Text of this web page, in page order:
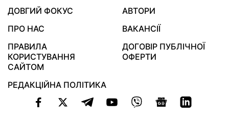
ДОВГИЙ ФОКУС
АВТОРИ
ПРО НАС
ВАКАНСІЇ
ПРАВИЛА
КОРИСТУВАННЯ
САЙТОМ
ДОГОВІР ПУБЛІЧНОЇ
ОФЕРТИ
РЕДАКЦІЙНА ПОЛІТИКА